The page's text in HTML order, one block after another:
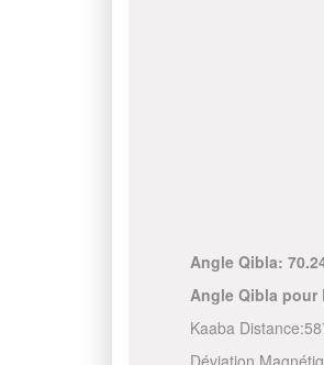
Angle Qibla:
Angle Qibla pour
Kaaba Distance:
Déviation